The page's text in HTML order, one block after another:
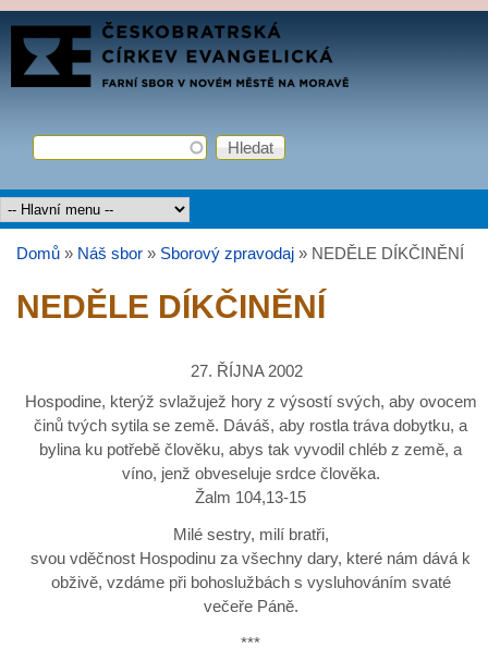
Přejít k hlavnímu obsahu
FARNÍ
SBOR
Vyhledávání
Hledat
Hlavní menu
Domů » Náš sbor » Sborový zpravodaj » NEDĚLE DÍKČINĚNÍ
NEDĚLE DÍKČINĚNÍ
27. ŘÍJNA 2002
Hospodine, kterýž svlažujež hory z výsostí svých, aby ovocem
činů tvých sytila se země. Dáváš, aby rostla tráva dobytku, a
bylina ku potřebě člověku, abys tak vyvodil chléb z země, a
víno, jenž obveseluje srdce člověka.
Žalm 104,13-15
Milé sestry, milí bratři,
svou vděčnost Hospodinu za všechny dary, které nám dává k
obživě, vzdáme při bohoslužbách s vysluhováním svaté
večeře Páně.
***